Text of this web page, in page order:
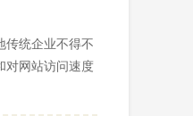
传统企业不得不
对网站访问速度